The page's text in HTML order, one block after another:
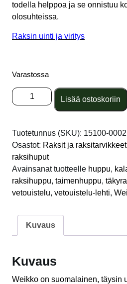
todella helppoa ja se onnistuu
olosuhteissa.
Raksin uinti ja viritys
Varastossa
Weikko
raksihuppu
kromi
määrä
Lisää ostoskoriin
Tuotetunnus (SKU): 15100-
Osastot: Raksit ja raksitarvikkeet
raksihuput
Avainsanat tuotteelle huppu,
raksihuppu, taimenhuppu,
vetouistelu, vetouistelu-lehti,
Kuvaus
Kuvaus
Weikko on suomalainen, täysin